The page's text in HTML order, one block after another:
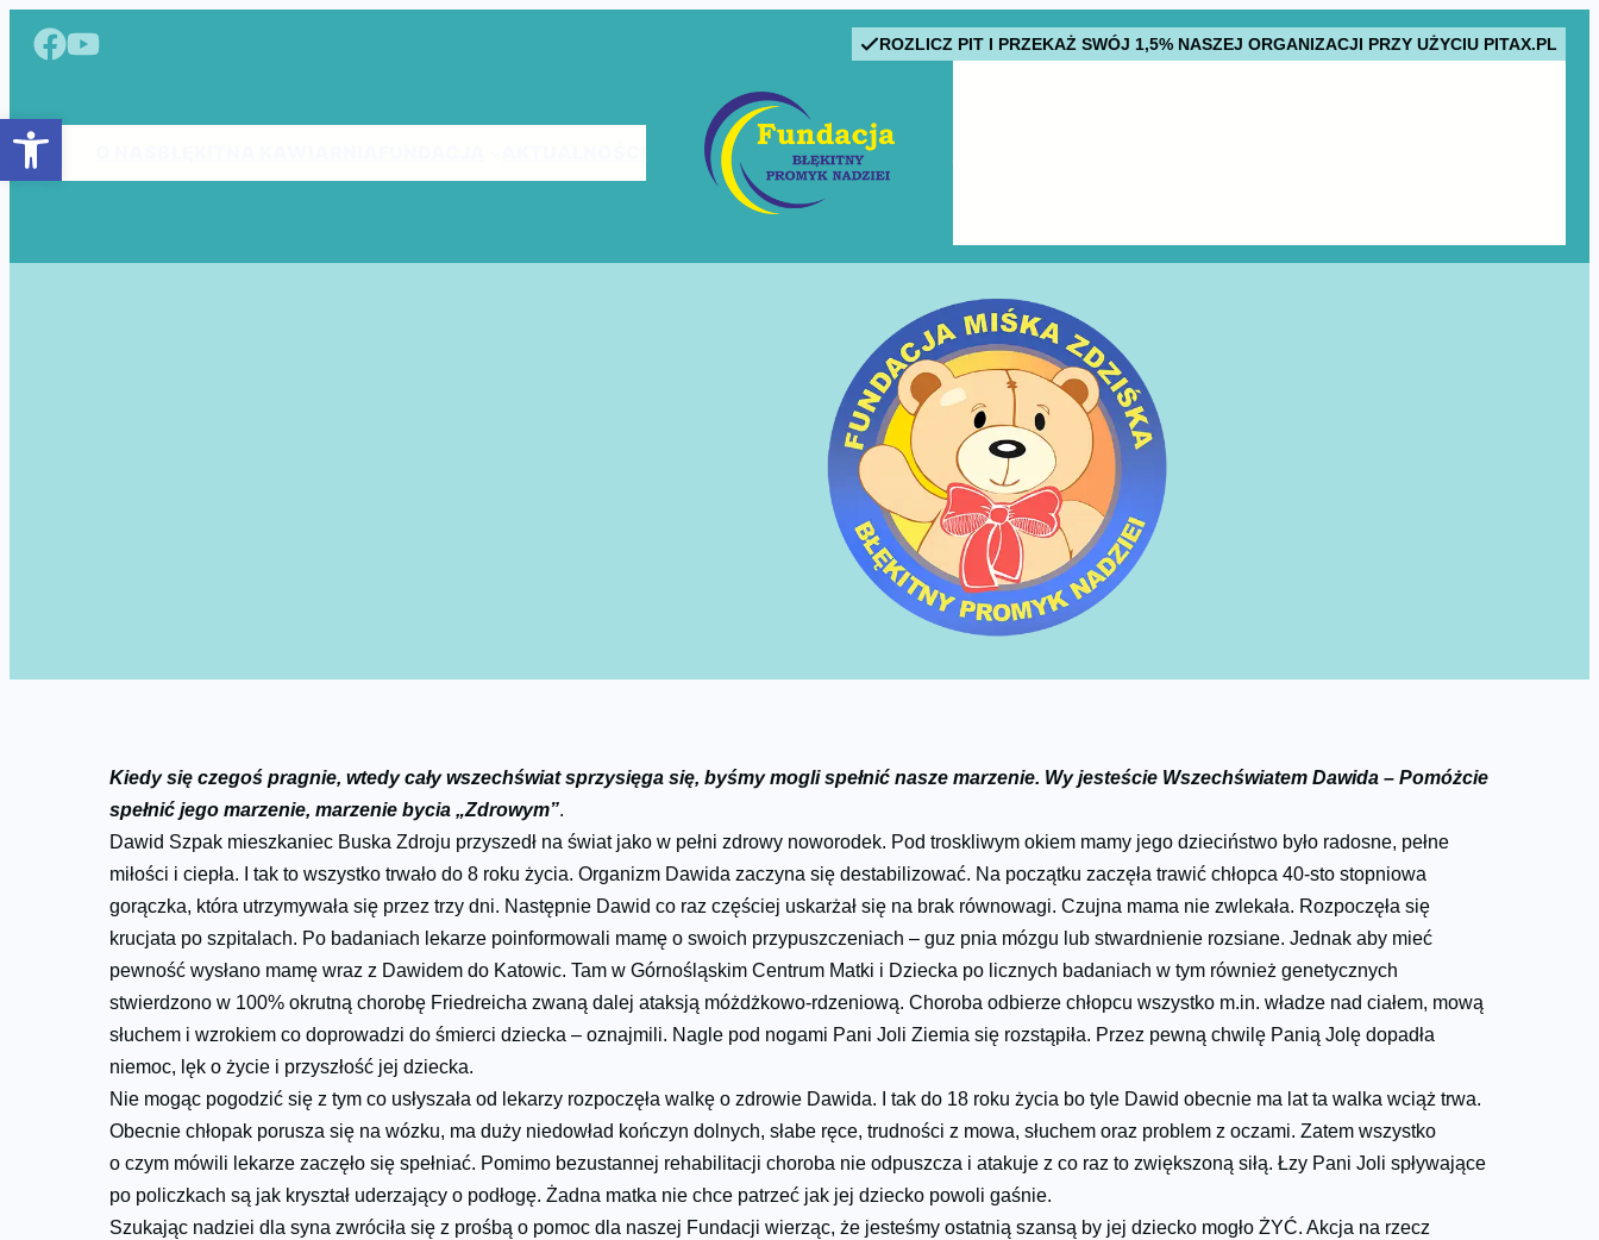
Przejdź
ROZLICZ PIT I PRZEKAŻ SWÓJ 1,5% NASZEJ ORGANIZACJI PRZY UŻYCIU PITAX.PL
Kiedy się cze­goś prag­nie, wte­dy cały wszechświat sprzy­sięga się, byśmy mog­li spełnić nasze marzenie. Wy jesteście Wszechświatem Dawida – Pomóżcie
spełnić jego marzenie, marzenie bycia „Zdrowym”.
Dawid Szpak mieszkaniec Buska Zdroju przyszedł na świat jako w pełni zdrowy noworodek. Pod troskliwym okiem mamy jego dzieciństwo było radosne, pełne
miłości i ciepła. I tak to wszystko trwało do 8 roku życia. Organizm Dawida zaczyna się destabilizować. Na początku zaczęła trawić chłopca 40-sto stopniowa
gorączka, która utrzymywała się przez trzy dni. Następnie Dawid co raz częściej uskarżał się na brak równowagi. Czujna mama nie zwlekała. Rozpoczęła się
krucjata po szpitalach. Po badaniach lekarze poinformowali mamę o swoich przypuszczeniach – guz pnia mózgu lub stwardnienie rozsiane. Jednak aby mieć
pewność wysłano mamę wraz z Dawidem do Katowic. Tam w Górnośląskim Centrum Matki i Dziecka po licznych badaniach w tym również genetycznych
stwierdzono w 100% okrutną chorobę Friedreicha zwaną dalej ataksją móżdżkowo-rdzeniową. Choroba odbierze chłopcu wszystko m.in. władze nad ciałem, mową
słuchem i wzrokiem co doprowadzi do śmierci dziecka – oznajmili. Nagle pod nogami Pani Joli Ziemia się rozstąpiła. Przez pewną chwilę Panią Jolę dopadła
niemoc, lęk o życie i przyszłość jej dziecka.
Nie mogąc pogodzić się z tym co usłyszała od lekarzy rozpoczęła walkę o zdrowie Dawida. I tak do 18 roku życia bo tyle Dawid obecnie ma lat ta walka wciąż trwa.
Obecnie chłopak porusza się na wózku, ma duży niedowład kończyn dolnych, słabe ręce, trudności z mowa, słuchem oraz problem z oczami. Zatem wszystko
o czym mówili lekarze zaczęło się spełniać. Pomimo bezustannej rehabilitacji choroba nie odpuszcza i atakuje z co raz to zwiększoną siłą. Łzy Pani Joli spływające
po policzkach są jak kryształ uderzający o podłogę. Żadna matka nie chce patrzeć jak jej dziecko powoli gaśnie.
Szukając nadziei dla syna zwróciła się z prośbą o pomoc dla naszej Fundacji wierząc, że jesteśmy ostatnią szansą by jej dziecko mogło ŻYĆ. Akcja na rzecz
Otwórz pasek narzędzi